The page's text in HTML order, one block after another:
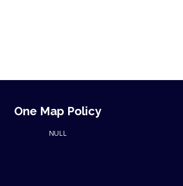
One Map Policy
NULL